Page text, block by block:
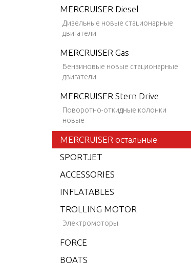
MERCRUISER Diesel
Дизельные новые стационарные
двигатели
MERCRUISER Gas
Бензиновые новые стационарные
двигатели
MERCRUISER Stern Drive
Поворотно-откидные колонки
новые
MERCRUISER остальные
SPORTJET
ACCESSORIES
INFLATABLES
TROLLING MOTOR
Электромоторы
FORCE
BOATS